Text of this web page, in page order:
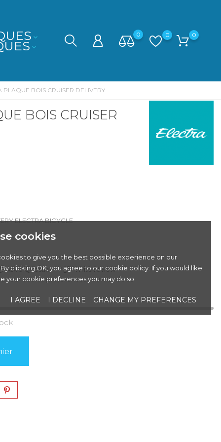
cookies
to give you the best possible experience on our
clicking OK, you agree to our cookie policy. If you would like
your cookie preferences you may do so
I AGREE I DECLINE CHANGE MY PREFERENCES


0 0 0
PLAQUE BOIS CRUISER DELIVERY
BOIS CRUISER
ELECTRA BICYCLE
Ask a Question Write review